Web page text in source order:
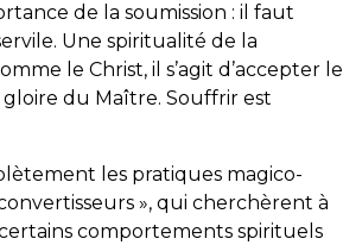
de la soumission : il faut
Une spiritualité de la
le Christ, il s’agit d’accepter le
du Maître. Souffrir est
les pratiques magico-
», qui cherchèrent à
comportements spirituels